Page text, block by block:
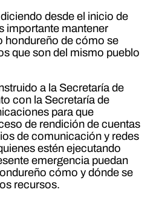
desde el inicio de
importante mantener
hondureño de cómo se
que son del mismo pueblo
a la Secretaría de
con la Secretaría de
para que
de rendición de cuentas
de comunicación y redes
estén ejecutando
emergencia puedan
cómo y dónde se
recursos.